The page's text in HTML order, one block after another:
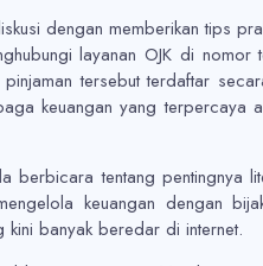
dengan memberikan tips
layanan OJK di
tersebut terdaftar
keuangan yang
berbicara tentang pentingnya
keuangan dengan
kini banyak beredar di internet.